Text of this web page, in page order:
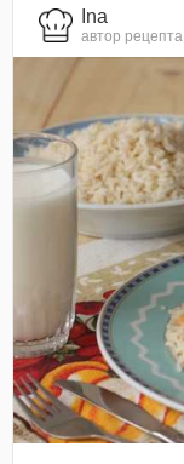
Ina
автор рецепта